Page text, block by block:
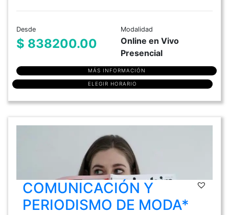
Desde
$ 838200.00
Modalidad
Online en Vivo
Presencial
MÁS INFORMACIÓN
ELEGIR HORARIO
COMUNICACIÓN Y
PERIODISMO DE MODA*